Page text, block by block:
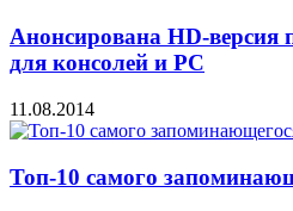
Анонсирована HD-версия
для консолей и PC
11.08.2014
Топ-10 самого